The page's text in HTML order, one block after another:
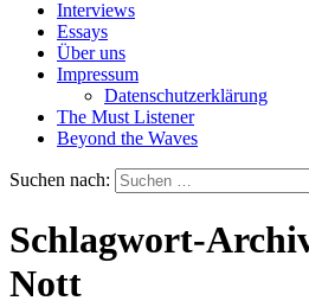
Interviews
Essays
Über uns
Impressum
Datenschutzerklärung
The Must Listener
Beyond the Waves
Suchen nach:
Schlagwort-
Nott